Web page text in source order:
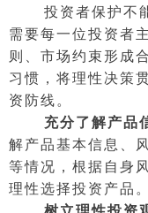
投资者保护不
需要每一位投资者
则、市场约束形成
习惯，将理性决策
资防线。
充分了解产品
解产品基本信息、
等情况，根据自身
理性选择投资产品。